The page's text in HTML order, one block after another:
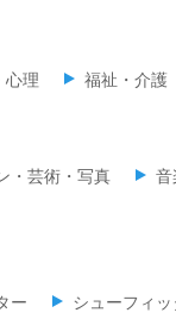
心理 福祉・介護
・芸術・写真 音
ー シューフィッ